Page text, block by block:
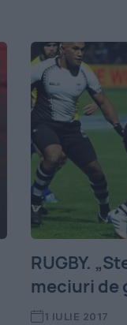
RUGBY.
meciuri de
1 IULIE 2017